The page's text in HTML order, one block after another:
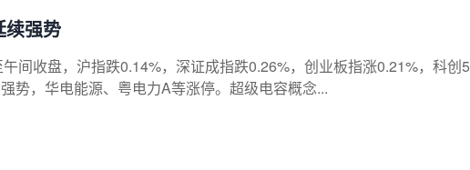
续强势
间收盘，沪指跌0.14%，深证成指跌0.26%，创业板指涨0.21%，科创
势，华电能源、粤电力A等涨停。超级电容概念...